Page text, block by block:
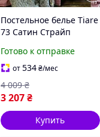
Постельное белье Tiare
73 Сатин Страйп
(73_Stripe_sm) r
Готово к отправке
от534₴/мес
3 207₴
4 009 ₴
Купить